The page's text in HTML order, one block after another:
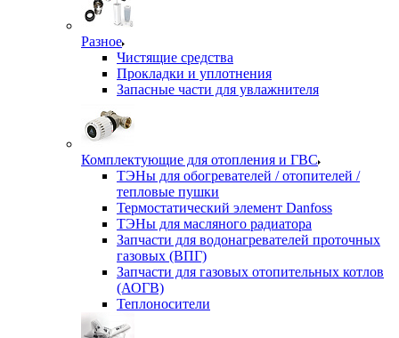
Разное
Чистящие средства
Прокладки и уплотнения
Запасные части для увлажнителя
Комплектующие для отопления и ГВС
ТЭНы для обогревателей / отопителей /
тепловые пушки
Термостатический элемент Danfoss
ТЭНы для масляного радиатора
Запчасти для водонагревателей проточных
газовых (ВПГ)
Запчасти для газовых отопительных котлов
(АОГВ)
Теплоносители